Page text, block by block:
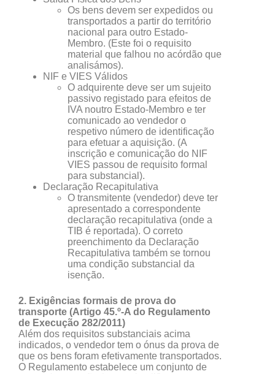
Os bens devem ser expedidos ou
transportados a partir do território
nacional para outro Estado-
Membro. (Este foi o requisito
material que falhou no acórdão que
analisámos).
NIF e VIES Válidos
O adquirente deve ser um sujeito
passivo registado para efeitos de
IVA noutro Estado-Membro e ter
comunicado ao vendedor o
respetivo número de identificação
para efetuar a aquisição. (A
inscrição e comunicação do NIF
VIES passou de requisito formal
para substancial).
Declaração Recapitulativa
O transmitente (vendedor) deve ter
apresentado a correspondente
declaração recapitulativa (onde a
TIB é reportada). O correto
preenchimento da Declaração
Recapitulativa também se tornou
uma condição substancial da
isenção.
2. Exigências formais de prova do
transporte (Artigo 45.º-A do Regulamento
de Execução 282/2011)
Além dos requisitos substanciais acima
indicados, o vendedor tem o ónus da prova de
que os bens foram efetivamente transportados.
O Regulamento estabelece um conjunto de